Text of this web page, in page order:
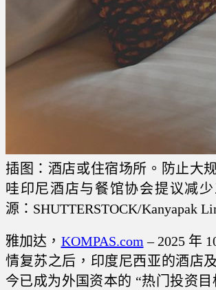
插图：酒店或住宿场所。防止大
哇印尼酒店与餐馆协会提议减
源：SHUTTERSTOCK/Kanyapak
雅加达， KOMPAS.com – 2025 年
情复苏之后，印度尼西亚的酒店
今已成为外国资本的 “热门投资目